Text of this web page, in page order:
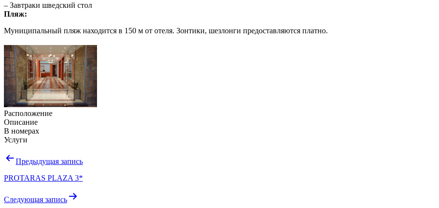
– Завтраки шведский стол
Пляж:
Муниципальный пляж находится в 150 м от отеля. Зонтики, шезлонги предоставляются платно.
Расположение
Описание
В номерах
Услуги
Навигация
записям
Предыдущая запись
PROTARAS PLAZA 3*
Следующая запись